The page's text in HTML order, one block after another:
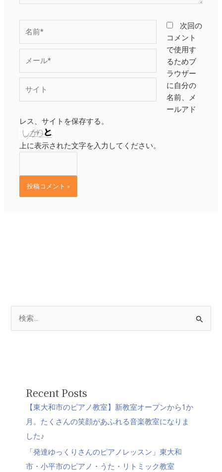
*
ー
ル
次回の
コメント
で使用す
るためブ
ラウザー
に自分の
名前、メ
ールアド
レス、サイトを保存する。
上に表示された文字を入力してください。
索
Recent Posts
【東大和市のピアノ教室】新教室オープンから1か
月。たくさんの笑顔があふれる音楽教室になりま
した♪
「発達ゆっくりさんのピアノレッスン」東大和
市・小平市のピアノ・うた・リトミック教室